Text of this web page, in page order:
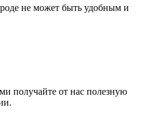
не может быть удобным и
получайте от нас полезную